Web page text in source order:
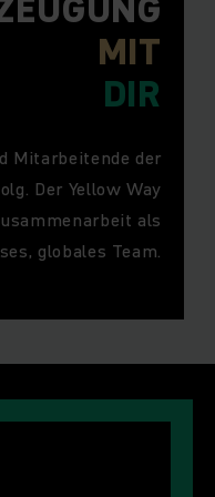
MIT
DIR
Mitarbeitende der
Der Yellow Way
als
globales Team.